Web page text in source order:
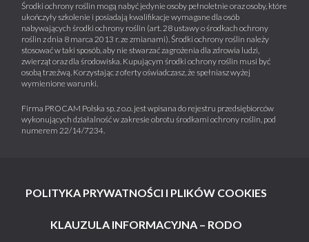
Środki ochrony roślin mogą nabyć jedynie osoby pełnoletnie oraz osoby, które
ukończyły szkolenie i posiadają kwalifikacje wymagane dla osób
nabywających środki ochrony roślin (art. 28 ustawy o środkach ochrony
roślin z dnia 8 marca 2013 r. ze zmianami). Środki ochrony roślin należy
stosować w taki sposób, aby nie stwarzać zagrożenia dla zdrowia ludzi,
zwierząt oraz dla środowiska. Kupującym środki ochrony roślin musi być
osobą trzeźwą. Korzystając z oferty oświadczasz, że spełniasz wyżej
wymienione warunki.
Firma PROCAM Polska sp. z o.o. jest wpisana do rejestru przedsiębiorców
wykonujących działalność w zakresie obrotu środkami ochrony roślin, pod
numerem 22/14/7234.
POLITYKA PRYWATNOŚCI I PLIKÓW COOKIES
KLAUZULA INFORMACYJNA – RODO